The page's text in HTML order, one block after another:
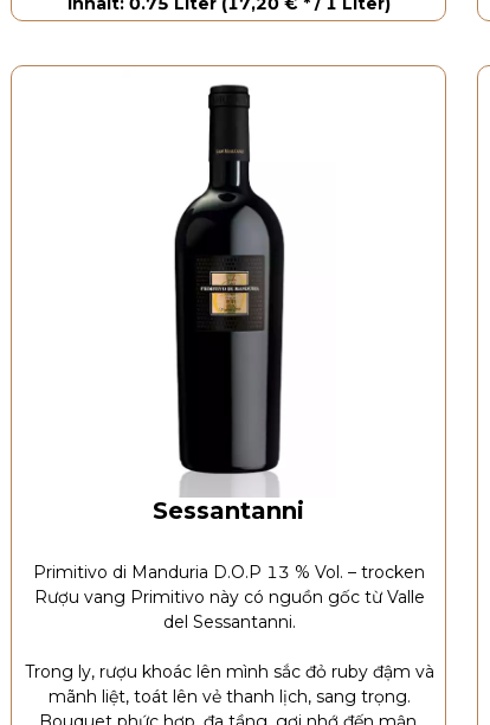
Sessantanni
Primitivo di Manduria D.O.P 13 % Vol. – trocken
Rượu vang Primitivo này có nguồn gốc từ Valle
del Sessantanni.
Trong ly, rượu khoác lên mình sắc đỏ ruby đậm và
mãnh liệt, toát lên vẻ thanh lịch, sang trọng.